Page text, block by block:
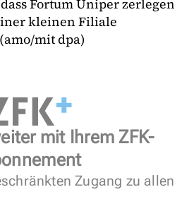
Fortum Uniper zerlegen
kleinen Filiale
mit dpa)
mit Ihrem ZFK-
Zugang zu allen